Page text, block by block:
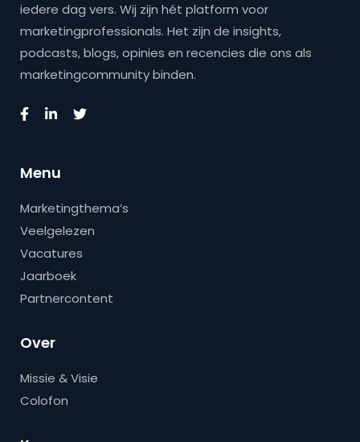
iedere dag vers. Wij zijn hét platform voor
marketingprofessionals. Het zijn de insights,
podcasts, blogs, opinies en recencies die ons als
marketingcommunity binden.
Menu
Marketingthema’s
Veelgelezen
Vacatures
Jaarboek
Partnercontent
Over
Missie & Visie
Colofon